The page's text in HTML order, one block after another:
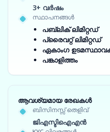
3+ വർഷം
സ്ഥാപനങ്ങൾ
പബ്ലിക് ലിമിറ്റഡ്
പ്രൈവറ്റ് ലിമിറ്റഡ്
ഏകാംഗ
പങ്കാളിത്തം
ആവശ്യമായ രേഖകൾ
ബിസിനസ്സ് തെളിവ്
ജിഎസ്ടിഐഎൻ